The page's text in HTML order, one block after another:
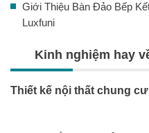
Giới Thiệu Bàn Đảo Bếp
Luxfuni
Kinh nghiệm hay
Thiết kế nội thất chung